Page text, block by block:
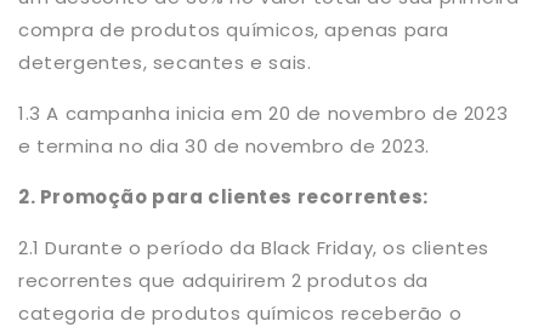
compra de produtos químicos, apenas para
detergentes, secantes e sais.
1.3 A campanha inicia em 20 de novembro de 2023
e termina no dia 30 de novembro de 2023.
2. Promoção para clientes recorrentes:
2.1 Durante o período da Black Friday, os clientes
recorrentes que adquirirem 2 produtos da
categoria de produtos químicos receberão o